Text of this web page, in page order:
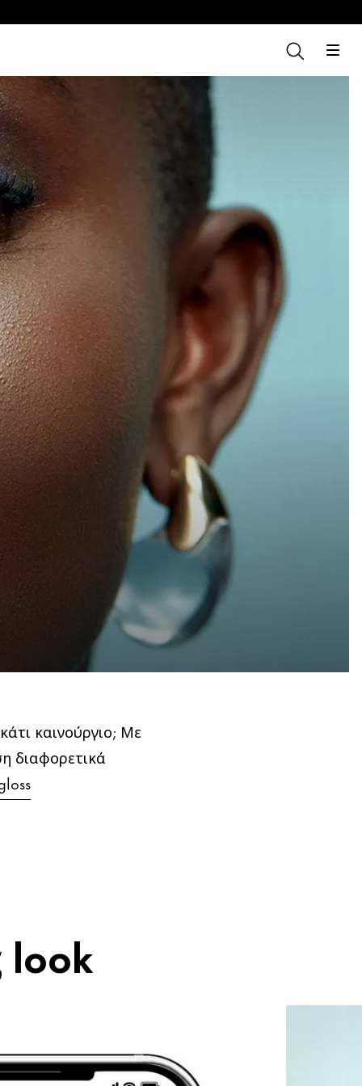
καινούργιο; Με
διαφορετικά
look